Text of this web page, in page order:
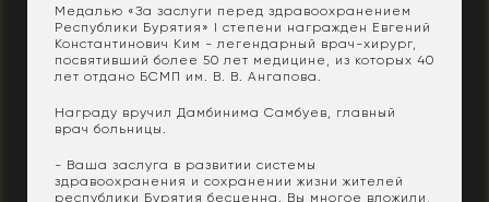
Медалью «За заслуги перед здравоохранением
Республики Бурятия» I степени награжден Евгений
Константинович Ким - легендарный врач-хирург,
посвятивший более 50 лет медицине, из которых 40
лет отдано БСМП им. В. В. Ангапова.
Награду вручил Дамбинима Самбуев, главный
врач больницы.
- Ваша заслуга в развитии системы
здравоохранения и сохранении жизни жителей
республики Бурятия бесценна. Вы многое вложили,